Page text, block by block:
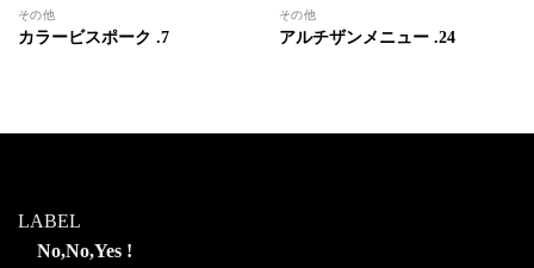
その他
カラービスポーク .7
その他
アルチザンメニュー .24
LABEL
No,No,Yes !